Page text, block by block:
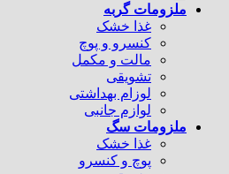
ملزومات گربه
غذا خشک
کنسرو و پوچ
مالت و مکمل
تشویقی
لوزام بهداشتی
لوازم جانبی
ملزومات سگ
غذا خشک
پوچ و کنسرو